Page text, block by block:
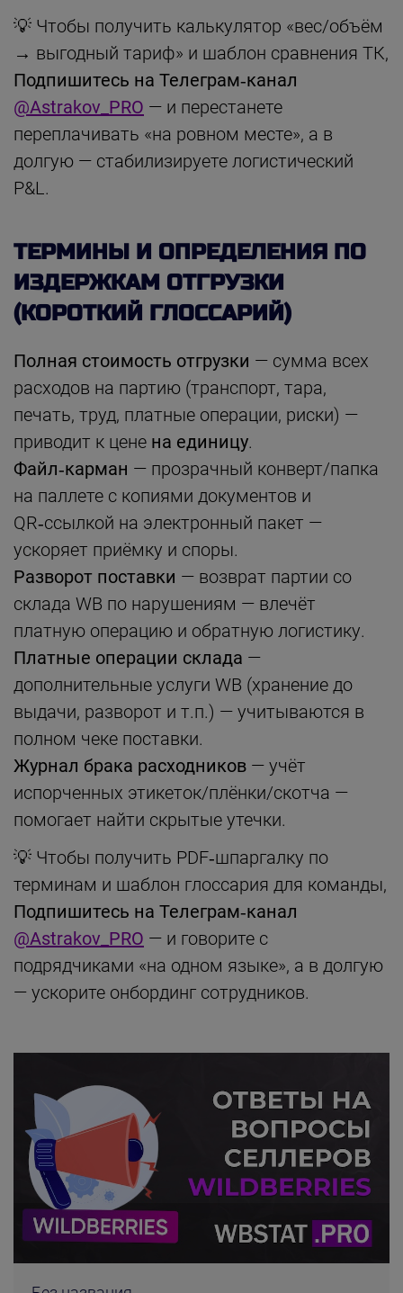
💡 Чтобы получить калькулятор «вес/объём
→ выгодный тариф» и шаблон сравнения ТК,
Подпишитесь на Телеграм‑канал
@Astrakov_PRO — и перестанете
переплачивать «на ровном месте», а в
долгую — стабилизируете логистический
P&L.
ТЕРМИНЫ И ОПРЕДЕЛЕНИЯ ПО
ИЗДЕРЖКАМ ОТГРУЗКИ
(КОРОТКИЙ ГЛОССАРИЙ)
Полная стоимость отгрузки — сумма всех
расходов на партию (транспорт, тара,
печать, труд, платные операции, риски) —
приводит к цене на единицу.
Файл‑карман — прозрачный конверт/папка
на паллете с копиями документов и
QR‑ссылкой на электронный пакет —
ускоряет приёмку и споры.
Разворот поставки — возврат партии со
склада WB по нарушениям — влечёт
платную операцию и обратную логистику.
Платные операции склада —
дополнительные услуги WB (хранение до
выдачи, разворот и т.п.) — учитываются в
полном чеке поставки.
Журнал брака расходников — учёт
испорченных этикеток/плёнки/скотча —
помогает найти скрытые утечки.
💡 Чтобы получить PDF‑шпаргалку по
терминам и шаблон глоссария для команды,
Подпишитесь на Телеграм‑канал
@Astrakov_PRO — и говорите с
подрядчиками «на одном языке», а в долгую
— ускорите онбординг сотрудников.